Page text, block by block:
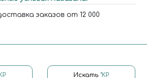
заказов от 12 000
Искать "KP